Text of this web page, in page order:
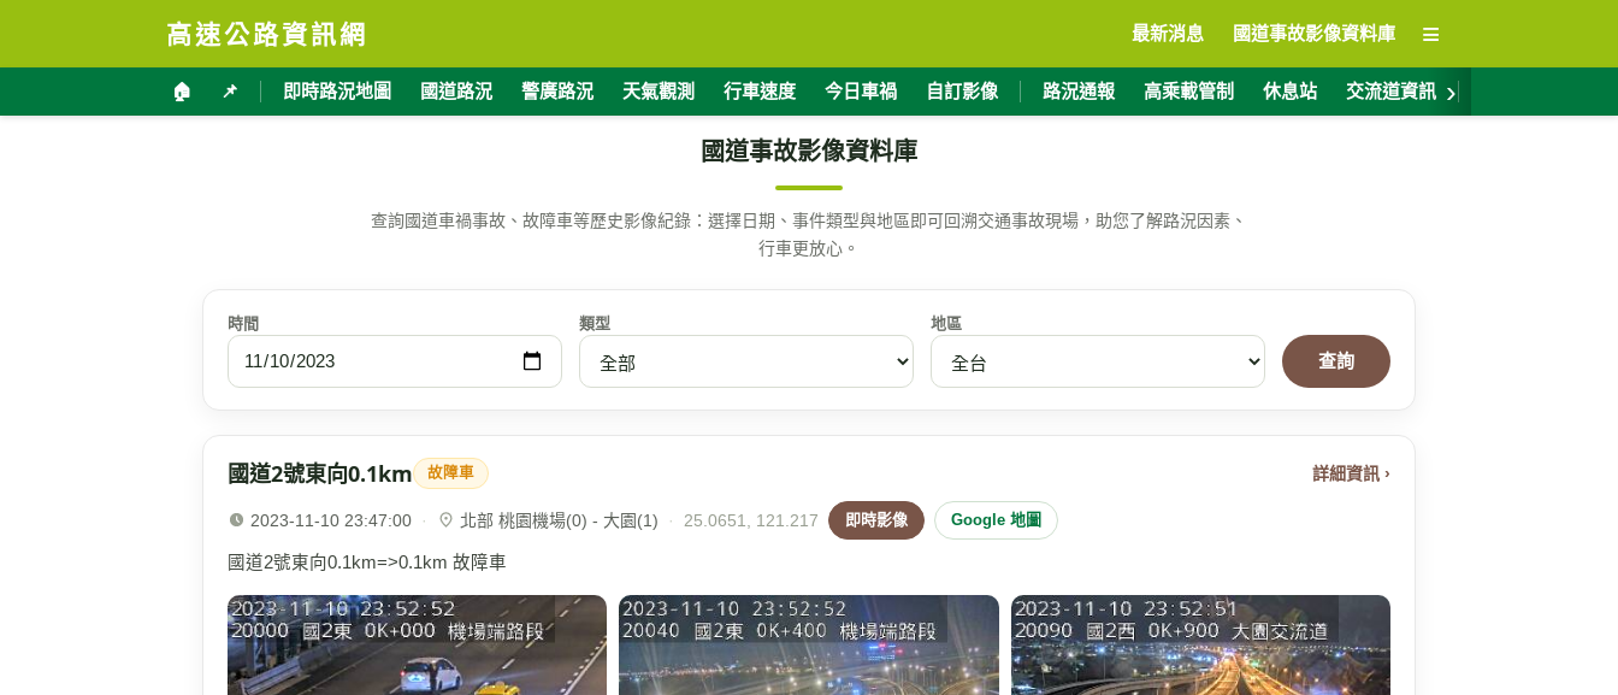
高速公路資訊網 最新消息 國道事故影像資料庫 ≡
🏠 📌 即時路況地圖 國道路況 警廣路況 天氣觀測 行車速度 今日車禍 自訂影像 路況通報 高乘載管制 休息站 交流道資訊 ›
國道事故影像資料庫
查詢國道車禍事故、故障車等歷史影像紀錄：選擇日期、事件類型與地區即可回溯交通事故現場，助您了解路況因素、
行車更放心。
時間 類型 地區
查詢
國道2號東向0.1km 故障車 詳細資訊 ›
2023-11-10 23:47:00 · 北部 桃園機場(0) - 大園(1) · 25.0651, 121.217 即時影像 Google 地圖
國道2號東向0.1km=>0.1km 故障車